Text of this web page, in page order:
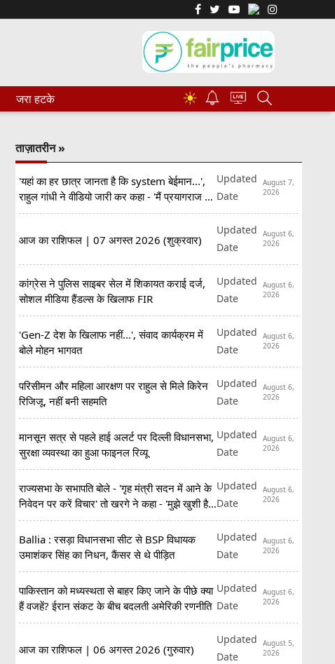
जरा हटके ☀
ताज़ातरीन »
'यहां का हर छात्र जानता है कि system बेईमान...',
राहुल गांधी ने वीडियो जारी कर कहा - 'मैं प्रयागराज आ
रहा हूं'
Updated
Date
August 7,
2026
आज का राशिफल | 07 अगस्त 2026 (शुक्रवार)
Updated
Date
August 6,
2026
कांग्रेस ने पुलिस साइबर सेल में शिकायत कराई दर्ज,
सोशल मीडिया हैंडल्स के खिलाफ FIR
Updated
Date
August 6,
2026
'Gen-Z देश के खिलाफ नहीं...', संवाद कार्यक्रम में
बोले मोहन भागवत
Updated
Date
August 6,
2026
परिसीमन और महिला आरक्षण पर राहुल से मिले किरेन
रिजिजू, नहीं बनी सहमति
Updated
Date
August 6,
2026
मानसून सत्र से पहले हाई अलर्ट पर दिल्ली विधानसभा,
सुरक्षा व्यवस्था का हुआ फाइनल रिव्यू
Updated
Date
August 6,
2026
राज्यसभा के सभापति बोले - 'गृह मंत्री सदन में आने के
निवेदन पर करें विचार' तो खरगे ने कहा - 'मुझे खुशी है
कि...'
Updated
Date
August 6,
2026
Ballia : रसड़ा विधानसभा सीट से BSP विधायक
उमाशंकर सिंह का निधन, कैंसर से थे पीड़ित
Updated
Date
August 6,
2026
पाकिस्तान को मध्यस्थता से बाहर किए जाने के पीछे क्या
हैं वजहें? ईरान संकट के बीच बदलती अमेरिकी रणनीति
Updated
Date
August 6,
2026
आज का राशिफल | 06 अगस्त 2026 (गुरुवार)
Updated
Date
August 5,
2026